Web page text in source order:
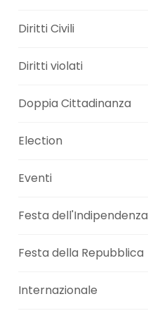
Diritti Civili
Diritti violati
Doppia Cittadinanza
Election
Eventi
Festa dell'Indipendenza
Festa della Repubblica
Internazionale